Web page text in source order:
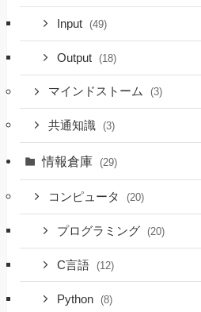
Input (49)
Output (18)
マインドストーム (3)
共通知識 (3)
情報倉庫 (29)
コンピュータ (20)
プログラミング (20)
C言語 (12)
Python (8)